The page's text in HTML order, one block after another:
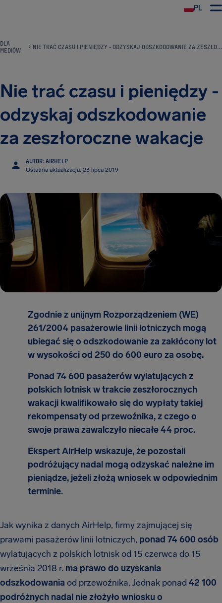
PL
DLA
MEDIÓW
NIE TRAĆ CZASU I PIENIĘDZY - ODZYSKAJ ODSZKODOWANIE ZA ZESZŁOROCZNE WAKACJE
Nie trać czasu i pieniędzy -
odzyskaj odszkodowanie
za zeszłoroczne wakacje
AUTOR: AIRHELP
Ostatnia aktualizacja: 23 lipca 2019
Zgodnie z unijnym Rozporządzeniem (WE)
261/2004 pasażerowie linii lotniczych mogą
ubiegać się o odszkodowanie za zakłócony lot
w wysokości od 250 do 600 euro za osobę.
Ponad 74 600 pasażerów wylatujących z
polskich lotnisk w trakcie zeszłorocznych
wakacji kwalifikowało się do wypłaty takiej
rekompensaty od przewoźnika, z czego o
swoje prawa zawalczyło niecałe 44 proc.
Ekspert AirHelp wskazuje, że pozostali
podróżujący nadal mogą odzyskać należne im
pieniądze, jeżeli złożą wniosek w odpowiednim
terminie.
Jak wynika z danych AirHelp, firmy zajmującej się
prawami pasażerów linii lotniczych, ponad 74 600 osób
wylatujących z polskich lotnisk od 15 czerwca do 15
września 2018 r. ma prawo do uzyskania
odszkodowania od przewoźnika. Jednak ponad 42 100
podróżnych nadal nie złożyło wniosku o